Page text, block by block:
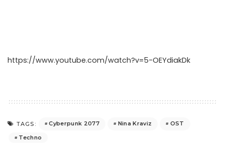
https://www.youtube.com/watch?v=5-OEYdiakDk
TAGS: Cyberpunk 2077 Nina Kraviz
OST
Techno